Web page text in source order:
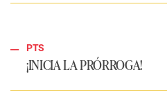
PTS
¡INICIA LA PRÓRROGA!